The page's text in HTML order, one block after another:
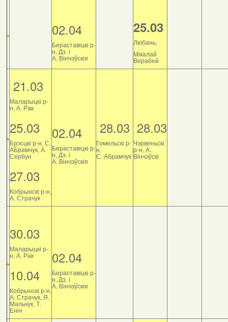
02.04
Бераставіцкі р-
н, Дз. і
А. Вінчэўскія
25.03
Любань,
Мікалай
Верабей
21.03
Маларыцкі р-
н, А. Рак
25.03
Брэсцкі р-н, С.
АБрамчук, А.
Сербун
27.03
Кобрынскі р-н,
А. Страчук
02.04
Бераставіцкі р-
н, Дз. і
А. Вінчэўскія
28.03
Гомельскі р-
н,
С. Абрамчук
28.03
Чэрвеньскі
р-н, А.
Вінчэўскі
30.03
Маларыцкі р-
н, А. Рак
10.04
Кобрынскі р-н,
А. Страчук, Я.
Мальчук, Т.
Еніч
02.04
Бераставіцкі р-
н, Дз. і
А. Вінчэўскія